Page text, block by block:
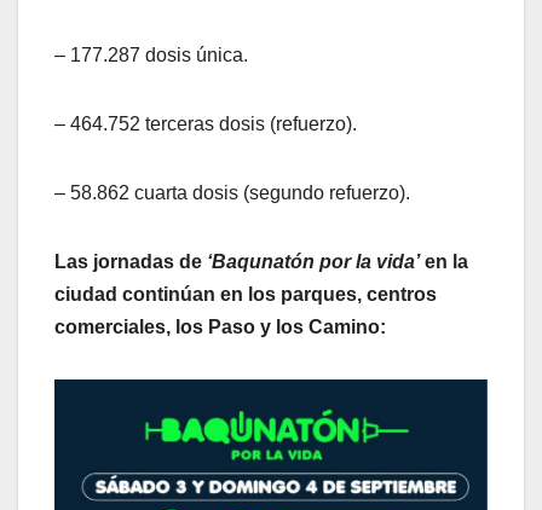
– 177.287 dosis única.
– 464.752 terceras dosis (refuerzo).
– 58.862 cuarta dosis (segundo refuerzo).
Las jornadas de ‘Baqunatón por la vida’en la
ciudad continúan en los parques, centros
comerciales, los Paso y los Camino: